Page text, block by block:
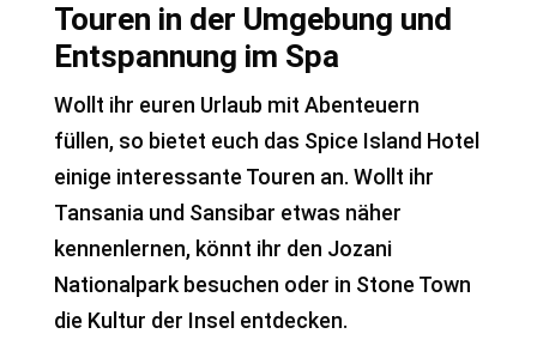
Touren in der Umgebung und
Entspannung im Spa
Wollt ihr euren Urlaub mit Abenteuern
füllen, so bietet euch das Spice Island Hotel
einige interessante Touren an. Wollt ihr
Tansania und Sansibar etwas näher
kennenlernen, könnt ihr den Jozani
Nationalpark besuchen oder in Stone Town
die Kultur der Insel entdecken.